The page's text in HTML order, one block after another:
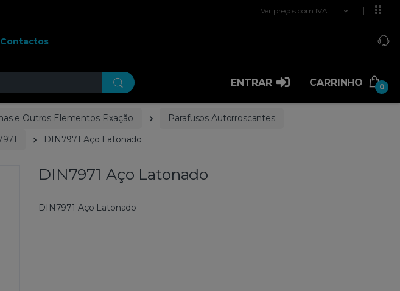
Ver preços com IVA
Contactos
ENTRAR CARRINHO 0
e Outros Elementos Fixação
Parafusos Autorroscantes
DIN7971 Aço Latonado
DIN7971 Aço Latonado
DIN7971 Aço Latonado